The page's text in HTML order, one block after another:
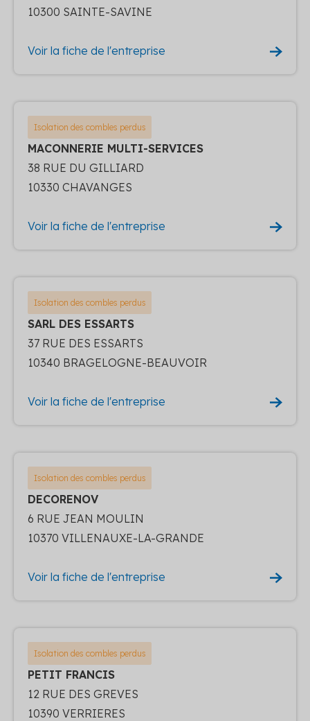
10300 SAINTE-SAVINE
Voir la fiche de l'entreprise
Isolation des combles perdus
MACONNERIE MULTI-SERVICES
38 RUE DU GILLIARD
10330 CHAVANGES
Voir la fiche de l'entreprise
Isolation des combles perdus
SARL DES ESSARTS
37 RUE DES ESSARTS
10340 BRAGELOGNE-BEAUVOIR
Voir la fiche de l'entreprise
Isolation des combles perdus
DECORENOV
6 RUE JEAN MOULIN
10370 VILLENAUXE-LA-GRANDE
Voir la fiche de l'entreprise
Isolation des combles perdus
PETIT FRANCIS
12 RUE DES GREVES
10390 VERRIERES